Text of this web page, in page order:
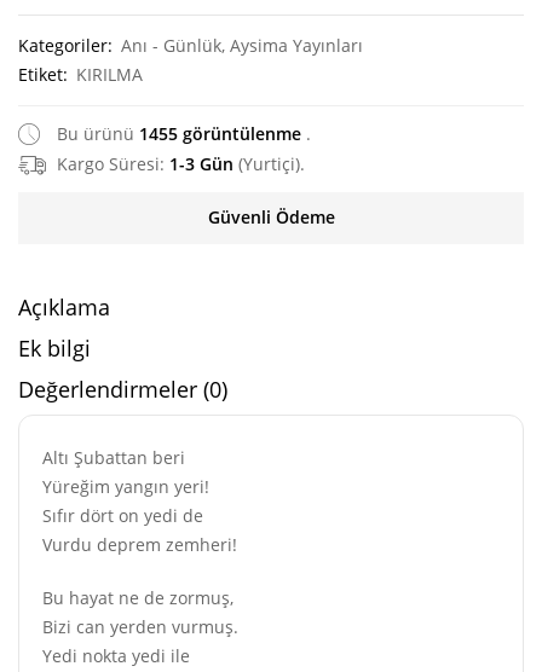
Kategoriler: Anı - Günlük, Aysima Yayınları
Etiket: KIRILMA
Bu ürünü 1455 görüntülenme .
Kargo Süresi: 1-3 Gün (Yurtiçi).
Güvenli Ödeme
Açıklama
Ek bilgi
Değerlendirmeler (0)
Altı Şubattan beri
Yüreğim yangın yeri!
Sıfır dört on yedi de
Vurdu deprem zemheri!
Bu hayat ne de zormuş,
Bizi can yerden vurmuş.
Yedi nokta yedi ile